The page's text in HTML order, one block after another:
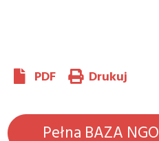
PDF Drukuj
Pełna BAZA NGO